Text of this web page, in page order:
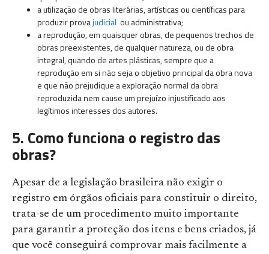
a utilização de obras literárias, artísticas ou científicas para
produzir provajudicial ou administrativa;
a reprodução, em quaisquer obras, de pequenos trechos de
obras preexistentes, de qualquer natureza, ou de obra
integral, quando de artes plásticas, sempre que a
reprodução em si não seja o objetivo principal da obra nova
e que não prejudique a exploração normal da obra
reproduzida nem cause um prejuízo injustificado aos
legítimos interesses dos autores.
5. Como funciona o registro das
obras?
Apesar de a legislação brasileira não exigir o
registro em órgãos oficiais para constituir o direito,
trata-se de um procedimento muito importante
para garantir a proteção dos itens e bens criados, já
que você conseguirá comprovar mais facilmente a